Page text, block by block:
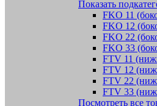
Показать
FKO 11
FKO 12
FKO 22
FKO 33
FTV 11
FTV 12
FTV 22
FTV 33
Посмотреть все